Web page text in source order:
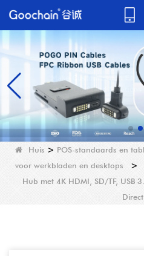
Huis > POS-standaards en
voor werkbladen en desktops >
Hub met 4K HDMI, SD/TF, USB
Direct